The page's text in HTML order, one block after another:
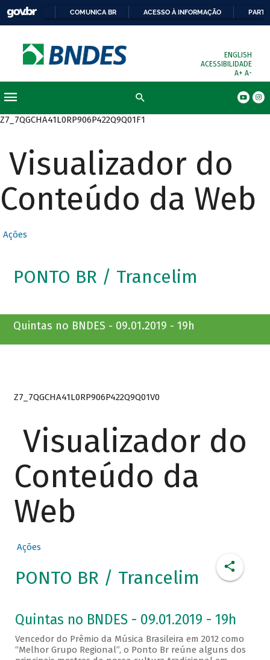
COMUNICA BR ACESSO À INFORMAÇÃO
ENGLISH
ACESSIBILIDADE
A+ A-
Z7_7QGCHA41L0RP906P422Q9Q01F1
Visualizador do
Conteúdo da Web
Ações
PONTO BR / Trancelim
Quintas no BNDES - 09.01.2019 - 19h
Z7_7QGCHA41L0RP906P422Q9Q01V0
Visualizador do
Conteúdo da
Web
Ações
PONTO BR / Trancelim
Quintas no BNDES - 09.01.2019 - 19h
Vencedor do Prêmio da Música Brasileira em 2012 como
“Melhor Grupo Regional”, o Ponto Br reúne alguns dos